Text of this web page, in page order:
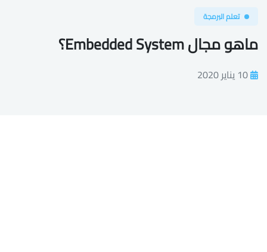
تعلم البرمجة
ماهو مجال Embedded System؟
10 يناير 2020